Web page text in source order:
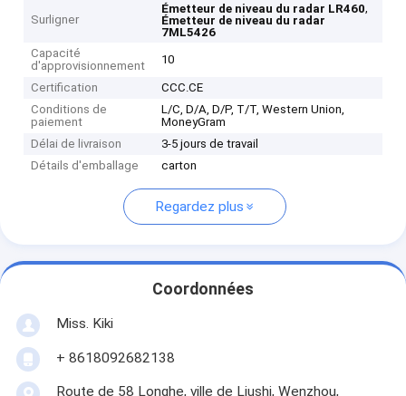
Surligner
Émetteur de niveau du radar LR460,
Émetteur de niveau du radar
7ML5426
Capacité
d'approvisionnement
10
Certification
CCC.CE
Conditions de
paiement
L/C, D/A, D/P, T/T, Western Union,
MoneyGram
Délai de livraison
3-5 jours de travail
Détails d'emballage
carton
Regardez plus
Coordonnées
Miss. Kiki
+ 8618092682138
Route de 58 Longhe, ville de Liushi, Wenzhou,